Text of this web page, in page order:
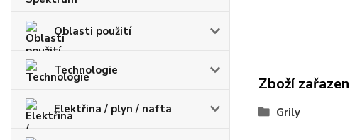
Oblasti použití
Technologie
Elektřina / plyn / nafta
Zboží
Grily